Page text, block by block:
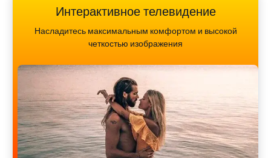
Интерактивное телевидение
Насладитесь максимальным комфортом и высокой
четкостью изображения